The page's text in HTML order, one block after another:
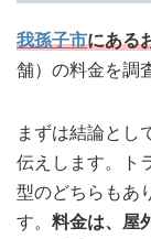
我孫子市にある
舗）の料金を調
まずは結論とし
伝えします。ト
型のどちらもあ
す。 料金は、屋